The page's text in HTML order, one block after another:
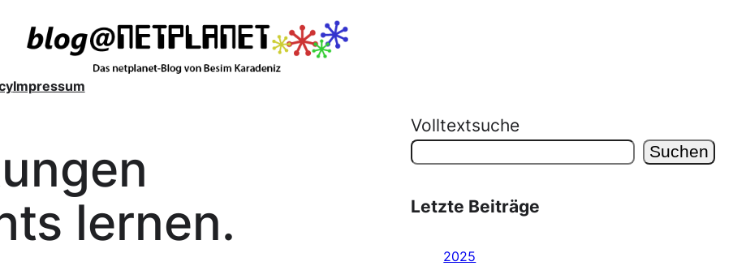
Impressum
lernen.
Volltextsuche
Suchen
Letzte Beiträge
2025